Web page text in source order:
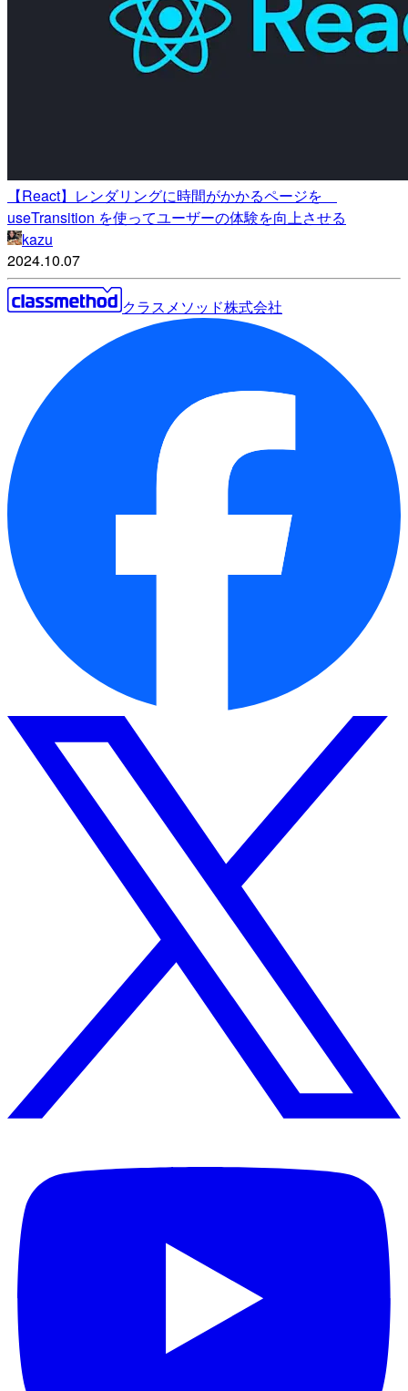
【React】レンダリングに時間がかかるページを
useTransition を使ってユーザーの体験を向上させる
kazu
2024.10.07
クラスメソッド株式会社